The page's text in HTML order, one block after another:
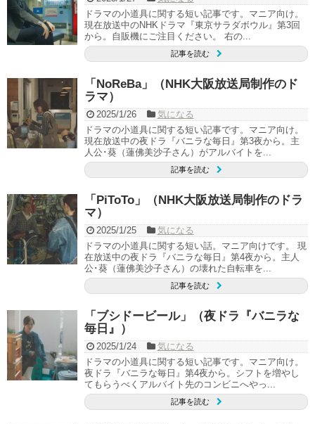
ドラマの小道具に関する短い記事です。マニア向け。
現在放送中のNHKドラマ『東京サラダボウル』第3回
から。自販機にご注目ください。 右の...
記事を読む
「NoReBa」（NHK大阪放送局制作のド
ラマ）
2025/1/26
気になる
ドラマの小道具に関する短い記事です。マニア向け。
現在放送中の夜ドラ『バニラな毎日』第3夜から。主
人公･葵（蓮佛美沙子さん）がアルバイトを...
記事を読む
「PiToTo」（NHK大阪放送局制作のドラ
マ）
2025/1/25
気になる
ドラマの小道具に関する短い話。マニア向けです。 現
在放送中の夜ドラ『バニラな毎日』第4夜から。主人
公･葵（蓮佛美沙子さん）の壊れた自転車を...
記事を読む
「ブシドービール」（夜ドラ『バニラな
毎日』）
2025/1/24
気になる
ドラマの小道具に関する短い記事です。マニア向け。
夜ドラ『バニラな毎日』第4夜から。シフトを増やし
てもらうべくアルバイト先のコンビニへやっ...
記事を読む